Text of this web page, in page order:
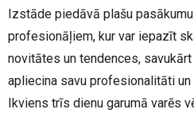
Izstāde piedāvā plašu
profesionāļiem, kur var iepazīt
novitātes un tendences,
apliecina savu profesionalitāti
Ikviens trīs dienu garumā varēs